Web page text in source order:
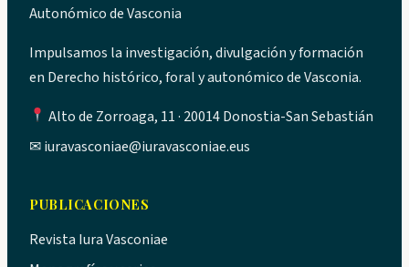
Autonómico de Vasconia
Impulsamos la investigación, divulgación y formación
en Derecho histórico, foral y autonómico de Vasconia.
Alto de Zorroaga, 11 · 20014 Donostia-San Sebastián
✉iuravasconiae@iuravasconiae.eus
PUBLICACIONES
Revista Iura Vasconiae